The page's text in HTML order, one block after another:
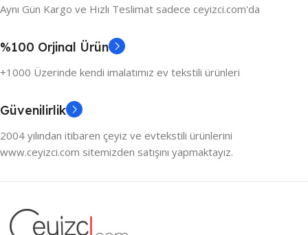
Aynı Gün Kargo ve Hızlı Teslimat sadece ceyizci.com'da
%100 Orjinal Ürün
+1000 Üzerinde kendi imalatımız ev tekstili ürünleri
Güvenilirlik
2004 yılından itibaren çeyiz ve evtekstili ürünlerini
www.ceyizci.com sitemizden satışını yapmaktayız.